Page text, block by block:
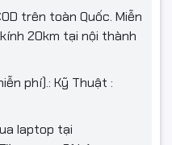
trên toàn Quốc. Miễn
20km tại nội thành
phí).: Kỹ Thuật :
laptop tại